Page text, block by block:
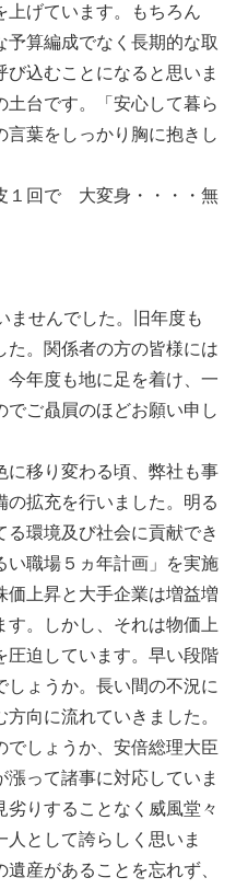
上げています。もちろん
算編成でなく長期的な取
び込むことになると思いま
台です。「安心して暮ら
葉をしっかり胸に抱きし
１回で 大変身・・・・無
ませんでした。旧年度も
た。関係者の方の皆様には
今年度も地に足を着け、一
でご贔屓のほどお願い申し
に移り変わる頃、弊社も事
拡充を行いました。明る
環境及び社会に貢献でき
い職場５ヵ年計画」を実施
価上昇と大手企業は増益増
す。しかし、それは物価上
圧迫しています。早い段階
しょうか。長い間の不況に
向に流れていきました。
しょうか、安倍総理大臣
漲って諸事に対応していま
りすることなく威風堂々
として誇らしく思いま
産があることを忘れず、